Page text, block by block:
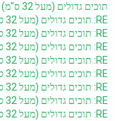
תוכים גדולים (מעל 32 ס"מ)
RE: תוכים גדולים (מעל 32 ס"מ)
RE: תוכים גדולים (מעל 32 ס"מ)
RE: תוכים גדולים (מעל 32 ס"מ)
RE: תוכים גדולים (מעל 32 ס"מ)
RE: תוכים גדולים (מעל 32 ס"מ)
RE: תוכים גדולים (מעל 32 ס"מ)
RE: תוכים גדולים (מעל 32 ס"מ)
RE: תוכים גדולים (מעל 32 ס"מ)